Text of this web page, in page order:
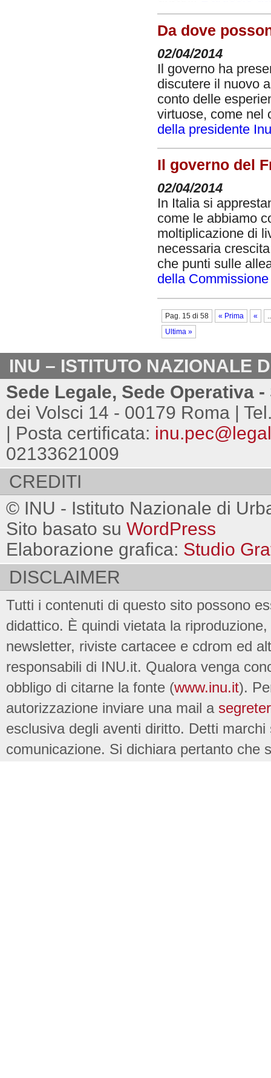
Da dove
02/04/2014
Il governo ha
discutere il nuovo
conto delle
virtuose, come nel
della presidente
Il governo del
02/04/2014
In Italia si
come le abbiamo
moltiplicazione di
necessaria
che punti sulle
della
Pag. 15 di 58 « Prima «
Ultima »
INU – ISTITUTO NAZIONALE
Sede Legale, Sede Operativa
dei Volsci 14 - 00179 Roma |
| Posta certificata:
02133621009
CREDITI
© INU - Istituto Nazionale di
Sito basato su WordPress
Elaborazione grafica: Studio
DISCLAIMER
Tutti i contenuti di questo sito possono
didattico. È quindi vietata la
newsletter, riviste cartacee e cdrom ed
responsabili di INU.it. Qualora venga
obbligo di citarne la fonte (www.inu.it).
autorizzazione inviare una mail a
esclusiva degli aventi diritto. Detti
comunicazione. Si dichiara pertanto che